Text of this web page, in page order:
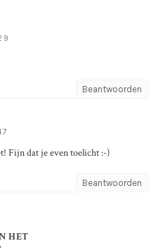
Beantwoorden
Fijn dat je even toelicht :-)
Beantwoorden
HET